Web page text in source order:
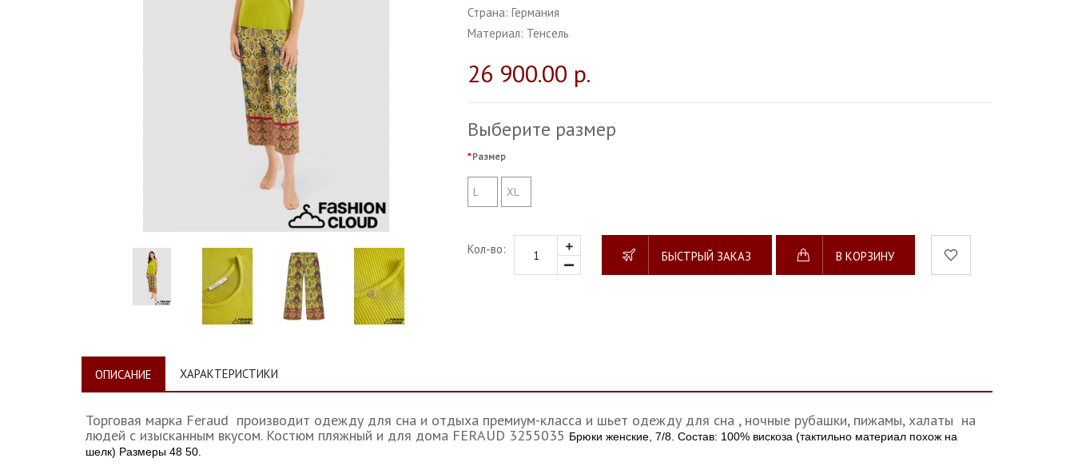
Страна: Германия
Материал: Тенсель
26 900.00 р.
Выберите размер
Размер
L XL
Кол-во: БЫСТРЫЙ ЗАКАЗ В КОРЗИНУ
ОПИСАНИЕ ХАРАКТЕРИСТИКИ
Торговая марка Feraud производит одежду для сна и отдыха премиум-класса и шьет одежду для сна , ночные рубашки, пижамы, халаты на
людей с изысканным вкусом. Костюм пляжный и для дома FERAUD 3255035 Брюки женские, 7/8. Состав: 100% вискоза (тактильно материал похож на
шелк) Размеры 48 50.